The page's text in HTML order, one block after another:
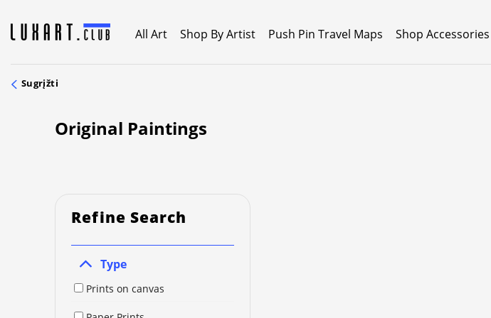
content
All Art Shop By Artist Push Pin Travel Maps Shop Accessories
Sugrįžti
Original Paintings
Refine Search
Type
Prints on canvas